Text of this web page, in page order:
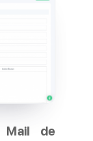
Mail de